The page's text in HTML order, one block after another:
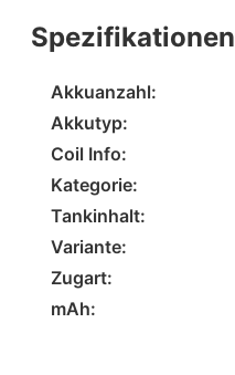
Spezifikationen
Akkuanzahl:
Akkutyp:
Coil Info:
Kategorie:
Tankinhalt:
Variante:
Zugart:
mAh: